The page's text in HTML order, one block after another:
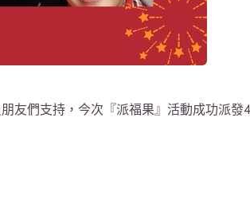
友們支持，今次『派福果』活動成功派發